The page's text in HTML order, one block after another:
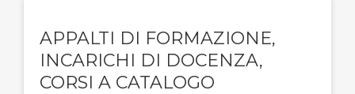
APPALTI DI FORMAZIONE,
INCARICHI DI DOCENZA,
CORSI A CATALOGO